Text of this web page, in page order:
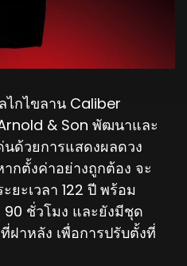
ไกไขลาน Caliber
& Son พัฒนาและ
นด้วยการแสดงผลดวง
กตั้งค่าอย่างถูกต้อง จะ
ยะเวลา 122 ปี พร้อม
90 ชั่วโมง และยังมีชุด
าหลัง เพื่อการปรับตั้งที่